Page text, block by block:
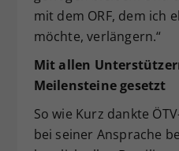
mit dem ORF, dem ich
möchte, verlängern.“
Mit allen
Meilensteine gesetzt
So wie Kurz dankte
bei seiner Ansprache